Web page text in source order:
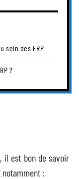
sein des ERP
?
, il est bon de savoir
notamment :